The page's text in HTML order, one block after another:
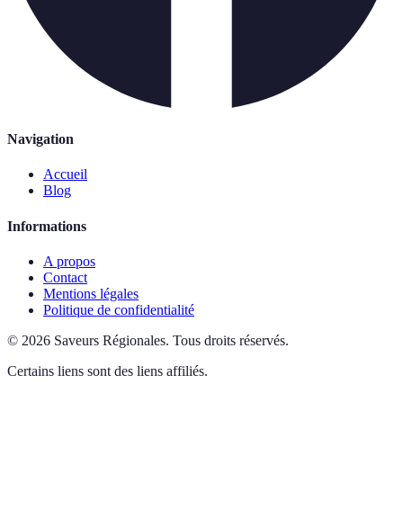
Navigation
Accueil
Blog
Informations
A propos
Contact
Mentions légales
Politique de confidentialité
© 2026 Saveurs Régionales. Tous droits réservés.
Certains liens sont des liens affiliés.